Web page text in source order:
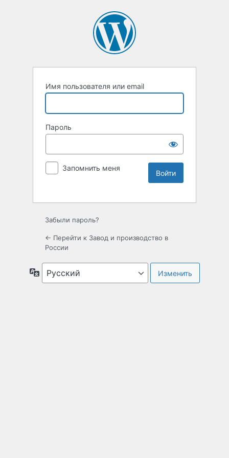
Имя пользователя или email
Пароль
Запомнить меня
Забыли пароль?
← Перейти к Завод и производство в
России
Язык